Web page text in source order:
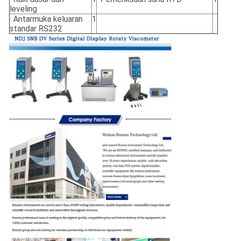
leveling
· Antarmuka keluaran
standar RS232
1